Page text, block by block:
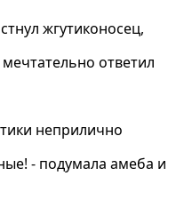
жгутиконосец,
ответил
неприлично
- подумала амеба и